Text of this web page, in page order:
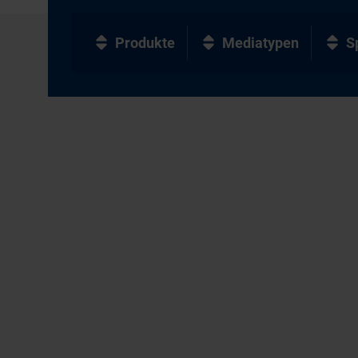
Produkte Mediatypen